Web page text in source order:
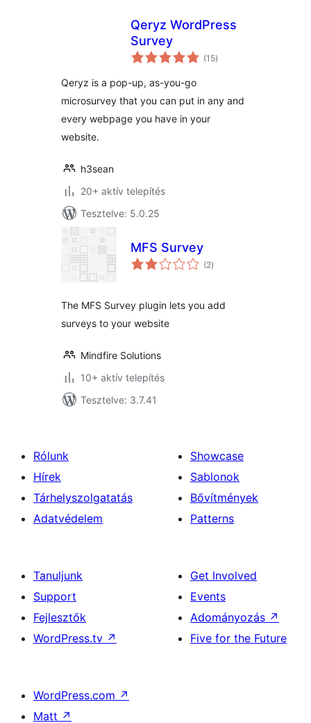
Qeryz WordPress
Survey
(15értékelés
összesen
)
Qeryz is a pop-up, as-you-go
microsurvey that you can put in any and
every webpage you have in your
website.
h3sean
20+ aktív telepítés
Tesztelve: 5.0.25
MFS Survey
(2értékelés
összesen
)
The MFS Survey plugin lets you add
surveys to your website
Mindfire Solutions
10+ aktív telepítés
Tesztelve: 3.7.41
Rólunk
Hírek
Tárhelyszolgatatás
Adatvédelem
Showcase
Sablonok
Bővítmények
Patterns
Tanuljunk
Support
Fejlesztők
WordPress.tv ↗
Get Involved
Events
Adományozás ↗
Five for the Future
WordPress.com ↗
Matt ↗